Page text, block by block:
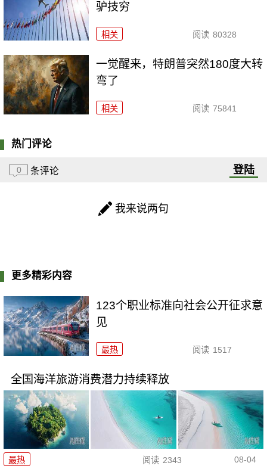
驴技穷
相关 阅读 80328
一觉醒来，特朗普突然180度大转
弯了
相关 阅读 75841
热门评论
0 条评论 登陆
我来说两句
更多精彩内容
123个职业标准向社会公开征求意
见
最热 阅读 1517
全国海洋旅游消费潜力持续释放
最热 阅读 2343 08-04